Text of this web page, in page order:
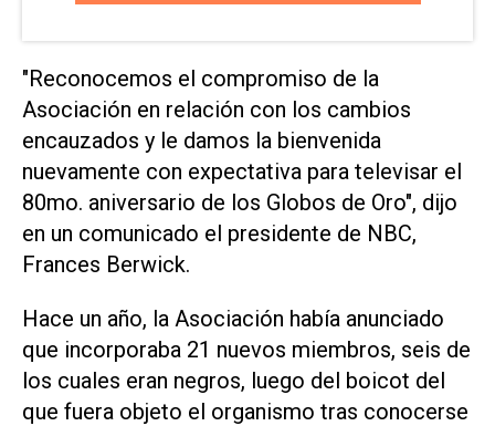
"Reconocemos el compromiso de la
Asociación en relación con los cambios
encauzados y le damos la bienvenida
nuevamente con expectativa para televisar el
80mo. aniversario de los Globos de Oro", dijo
en un comunicado el presidente de NBC,
Frances Berwick.
Hace un año, la Asociación había anunciado
que incorporaba 21 nuevos miembros, seis de
los cuales eran negros, luego del boicot del
que fuera objeto el organismo tras conocerse